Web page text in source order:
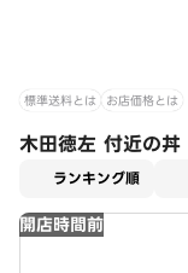
標準送料とは お店価格とは
木田徳左 付近の丼
ランキング順
開店時間前